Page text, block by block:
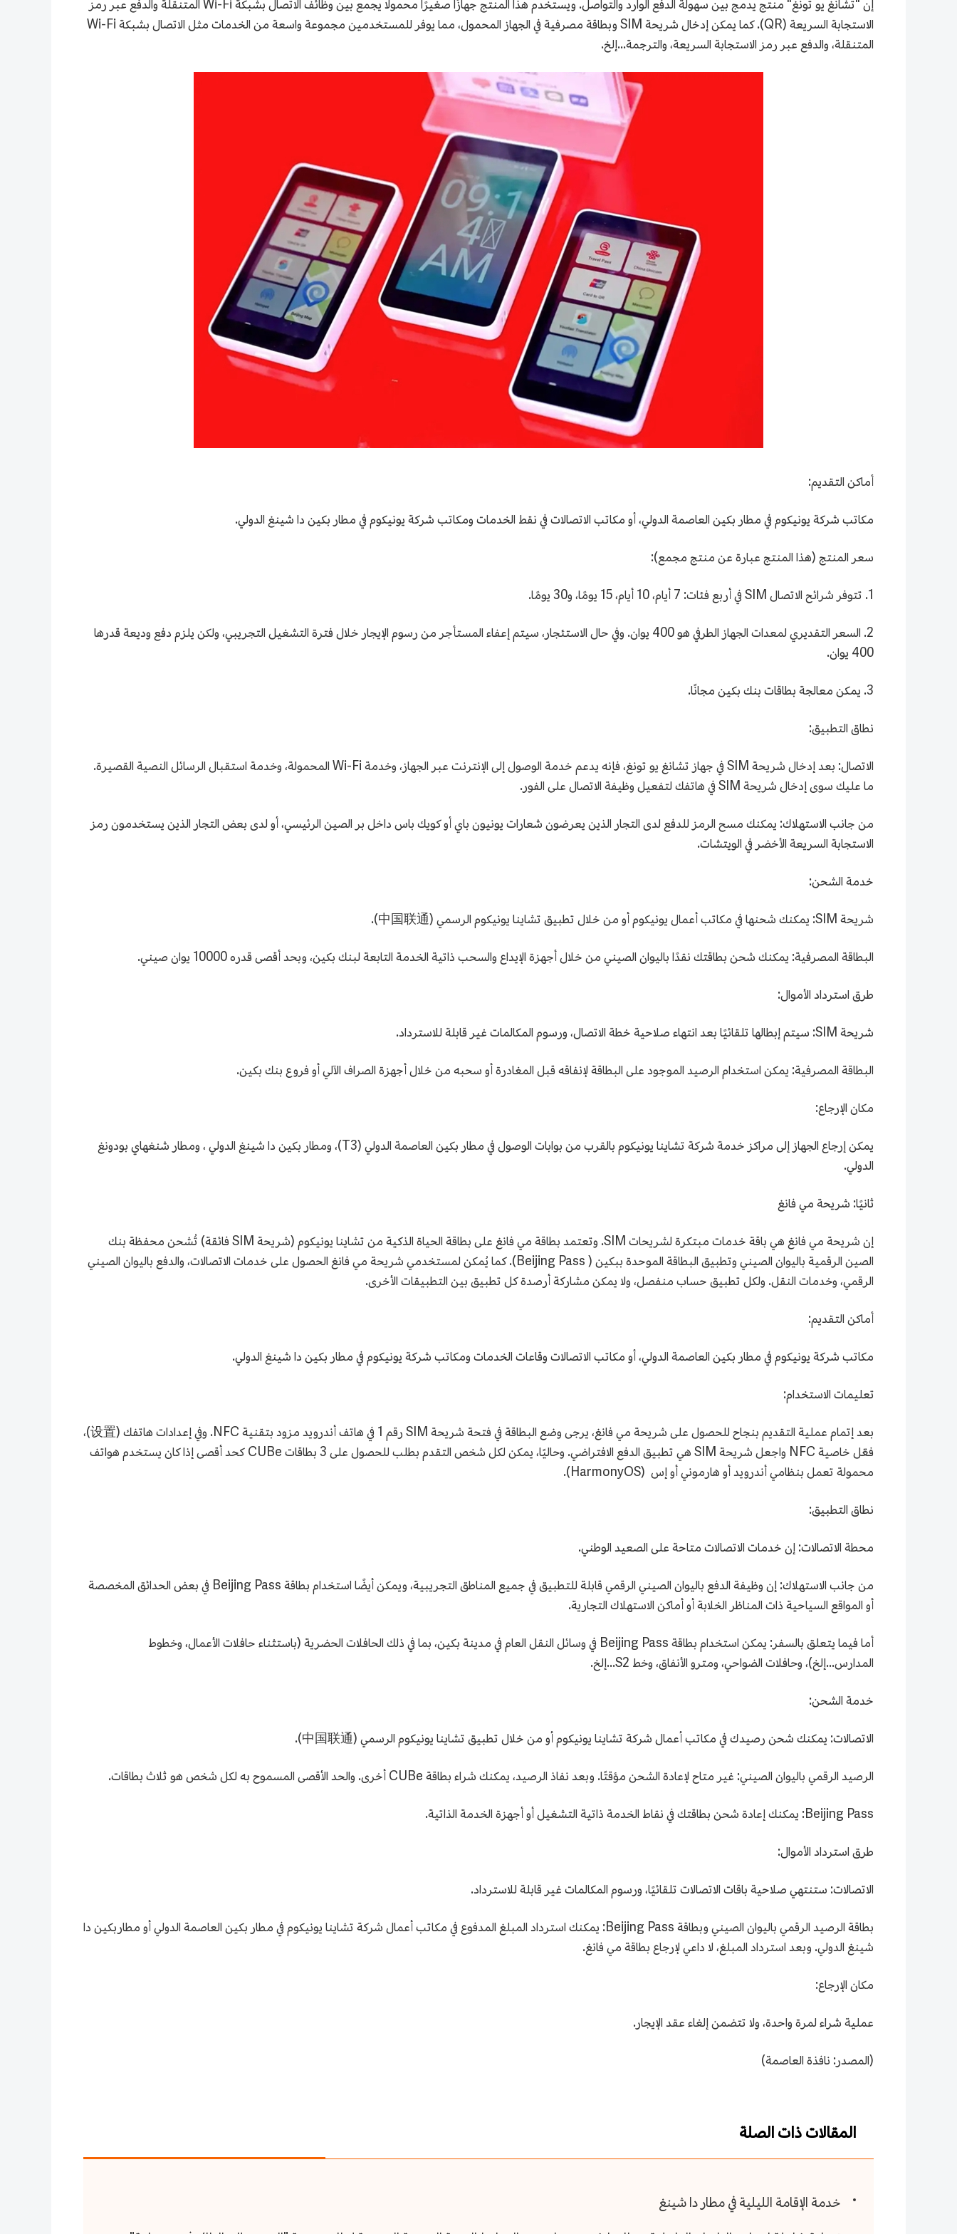
إن "تشانغ يو تونغ" منتج يدمج بين سهولة الدفع الوارد والتواصل. ويستخدم هذا المنتج جهازًا صغيرًا محمولًا يجمع بين وظائف الاتصال بشبكة Wi-Fi المتنقلة والدفع عبر رمز
الاستجابة السريعة (QR). كما يمكن إدخال شريحة SIM وبطاقة مصرفية في الجهاز المحمول، مما يوفر للمستخدمين مجموعة واسعة من الخدمات مثل الاتصال بشبكة Wi-Fi
المتنقلة، والدفع عبر رمز الاستجابة السريعة، والترجمة...إلخ.
أماكن التقديم:
مكاتب شركة يونيكوم في مطار بكين العاصمة الدولي، أو مكاتب الاتصالات في نقط الخدمات ومكاتب شركة يونيكوم في مطار بكين دا شينغ الدولي.
سعر المنتج (هذا المنتج عبارة عن منتج مجمع):
1. تتوفر شرائح الاتصال SIM في أربع فئات: 7 أيام، 10 أيام، 15 يومًا، و30 يومًا.
2. السعر التقديري لمعدات الجهاز الطرفي هو 400 يوان. وفي حال الاستئجار، سيتم إعفاء المستأجر من رسوم الإيجار خلال فترة التشغيل التجريبي، ولكن يلزم دفع وديعة قدرها
400 يوان.
3. يمكن معالجة بطاقات بنك بكين مجانًا.
نطاق التطبيق:
الاتصال: بعد إدخال شريحة SIM في جهاز تشانغ يو تونغ، فإنه يدعم خدمة الوصول إلى الإنترنت عبر الجهاز، وخدمة Wi-Fi المحمولة، وخدمة استقبال الرسائل النصية القصيرة.
ما عليك سوى إدخال شريحة SIM في هاتفك لتفعيل وظيفة الاتصال على الفور.
من جانب الاستهلاك: يمكنك مسح الرمز للدفع لدى التجار الذين يعرضون شعارات يونيون باي أو كويك باس داخل بر الصين الرئيسي، أو لدى بعض التجار الذين يستخدمون رمز
الاستجابة السريعة الأخضر في الويتشات.
خدمة الشحن:
شريحة SIM: يمكنك شحنها في مكاتب أعمال يونيكوم أو من خلال تطبيق تشاينا يونيكوم الرسمي (中国联通).
البطاقة المصرفية: يمكنك شحن بطاقتك نقدًا باليوان الصيني من خلال أجهزة الإيداع والسحب ذاتية الخدمة التابعة لبنك بكين، وبحد أقصى قدره 10000 يوان صيني.
طرق استرداد الأموال:
شريحة SIM: سيتم إبطالها تلقائيًا بعد انتهاء صلاحية خطة الاتصال، ورسوم المكالمات غير قابلة للاسترداد.
البطاقة المصرفية: يمكن استخدام الرصيد الموجود على البطاقة لإنفاقه قبل المغادرة أو سحبه من خلال أجهزة الصراف الآلي أو فروع بنك بكين.
مكان الإرجاع:
يمكن إرجاع الجهاز إلى مراكز خدمة شركة تشاينا يونيكوم بالقرب من بوابات الوصول في مطار بكين العاصمة الدولي (T3)، ومطار بكين دا شينغ الدولي ، ومطار شنغهاي بودونغ
الدولي.
ثانيًا: شريحة مي فانغ
إن شريحة مي فانغ هي باقة خدمات مبتكرة لشريحات SIM. وتعتمد بطاقة مي فانغ على بطاقة الحياة الذكية من تشاينا يونيكوم (شريحة SIM فائقة) تُشحن محفظة بنك
الصين الرقمية باليوان الصيني وتطبيق البطاقة الموحدة ببكين ( Beijing Pass). كما يُمكن لمستخدمي شريحة مي فانغ الحصول على خدمات الاتصالات، والدفع باليوان الصيني
الرقمي، وخدمات النقل. ولكل تطبيق حساب منفصل، ولا يمكن مشاركة أرصدة كل تطبيق بين التطبيقات الأخرى.
أماكن التقديم:
مكاتب شركة يونيكوم في مطار بكين العاصمة الدولي، أو مكاتب الاتصالات وقاعات الخدمات ومكاتب شركة يونيكوم في مطار بكين دا شينغ الدولي.
تعليمات الاستخدام:
بعد إتمام عملية التقديم بنجاح للحصول على شريحة مي فانغ، يرجى وضع البطاقة في فتحة شريحة SIM رقم 1 في هاتف أندرويد مزود بتقنية NFC. وفي إعدادات هاتفك (设置)،
فعّل خاصية NFC واجعل شريحة SIM هي تطبيق الدفع الافتراضي. وحاليًا، يمكن لكل شخص التقدم بطلب للحصول على 3 بطاقات CUBe كحد أقصى إذا كان يستخدم هواتف
محمولة تعمل بنظامي أندرويد أو هارموني أو إس (HarmonyOS).
نطاق التطبيق:
محطة الاتصالات: إن خدمات الاتصالات متاحة على الصعيد الوطني.
من جانب الاستهلاك: إن وظيفة الدفع باليوان الصيني الرقمي قابلة للتطبيق في جميع المناطق التجريبية، ويمكن أيضًا استخدام بطاقة Beijing Pass في بعض الحدائق المخصصة
أو المواقع السياحية ذات المناظر الخلابة أو أماكن الاستهلاك التجارية.
أما فيما يتعلق بالسفر: يمكن استخدام بطاقة Beijing Pass في وسائل النقل العام في مدينة بكين، بما في ذلك الحافلات الحضرية (باستثناء حافلات الأعمال، وخطوط
المدارس...إلخ)، وحافلات الضواحي، ومترو الأنفاق، وخط S2...إلخ.
خدمة الشحن:
الاتصالات: يمكنك شحن رصيدك في مكاتب أعمال شركة تشاينا يونيكوم أو من خلال تطبيق تشاينا يونيكوم الرسمي (中国联通).
الرصيد الرقمي باليوان الصيني: غير متاح لإعادة الشحن مؤقتًا. وبعد نفاذ الرصيد، يمكنك شراء بطاقة CUBe أخرى. والحد الأقصى المسموح به لكل شخص هو ثلاث بطاقات.
Beijing Pass: يمكنك إعادة شحن بطاقتك في نقاط الخدمة ذاتية التشغيل أو أجهزة الخدمة الذاتية.
طرق استرداد الأموال:
الاتصالات: ستنتهي صلاحية باقات الاتصالات تلقائيًا، ورسوم المكالمات غير قابلة للاسترداد.
بطاقة الرصيد الرقمي باليوان الصيني وبطاقة Beijing Pass: يمكنك استرداد المبلغ المدفوع في مكاتب أعمال شركة تشاينا يونيكوم في مطار بكين العاصمة الدولي أو مطاربكين دا
شينغ الدولي. وبعد استرداد المبلغ، لا داعي لإرجاع بطاقة مي فانغ.
مكان الإرجاع:
عملية شراء لمرة واحدة، ولا تتضمن إلغاء عقد الإيجار.
(المصدر: نافذة العاصمة)
المقالات ذات الصلة
خدمة الإقامة الليلية في مطار دا شينغ